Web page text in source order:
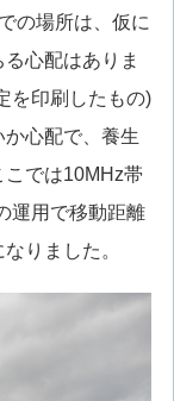
の場所は、仮に
心配はありま
を印刷したもの)
心配で、養生
では10MHz帯
運用で移動距離
りました。